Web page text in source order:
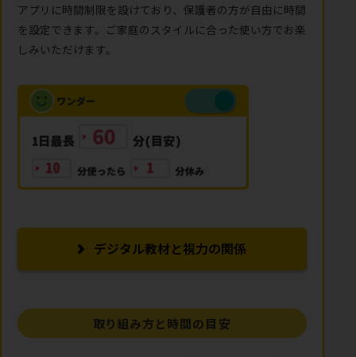
アプリに時間制限を設けており、保護者の方が自由に時間
を設定できます。ご家庭のスタイルに合った使い方でお楽
しみいただけます。
デジタル教材と視力の関係
取り組み方と時間の目安